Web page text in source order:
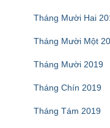
Tháng Mười Hai
Tháng Mười Một
Tháng Mười 2019
Tháng Chín 2019
Tháng Tám 2019